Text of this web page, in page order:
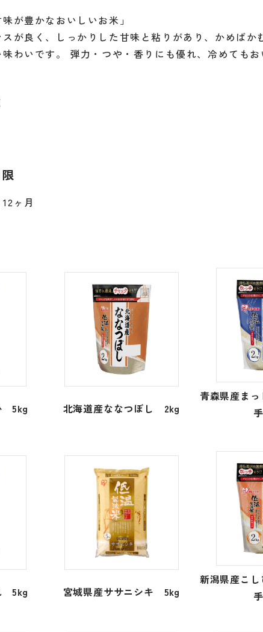
味が豊かなおいしいお米」
が良く、しっかりした甘味と粘りがあり、かめばか
わいです。 弾力・つや・香りにも優れ、冷めてもお
ヶ月
5kg 北海道産ななつぼし 2kg
青森県産ま
5kg 宮城県産ササニシキ 5kg
新潟県産こ